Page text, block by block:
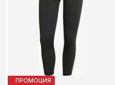
ПРОМОЦИЯ